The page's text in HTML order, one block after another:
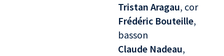
Tristan Aragau, cor
Frédéric Bouteille,
basson
Claude Nadeau,